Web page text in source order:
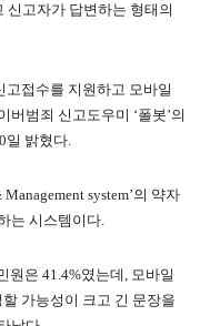
신고자가 답변하는 형태의
접수를 지원하고 모바일
범죄 신고도우미 ‘폴봇’의
일 밝혔다.
system’의 약자
는 시스템이다.
원은 41.4%였는데, 모바일
가능성이 크고 긴 문장을